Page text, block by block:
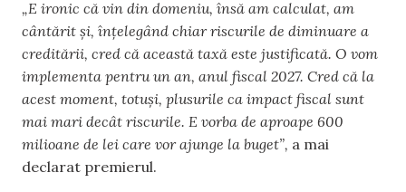
„E ironic că vin din domeniu, însă am calculat, am
cântărit și, înțelegând chiar riscurile de diminuare a
creditării, cred că această taxă este justificată. O vom
implementa pentru un an, anul fiscal 2027. Cred că la
acest moment, totuși, plusurile ca impact fiscal sunt
mai mari decât riscurile. E vorba de aproape 600
milioane de lei care vor ajunge la buget”, a mai
declarat premierul.